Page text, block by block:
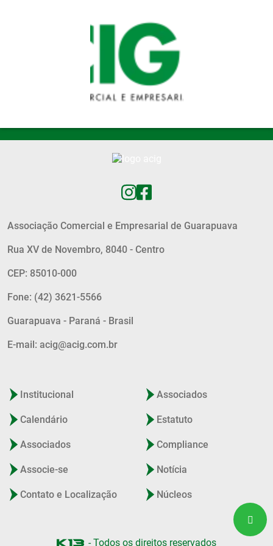
Associação Comercial e Empresarial de Guarapuava
Rua XV de Novembro, 8040 - Centro
CEP: 85010-000
Fone: (42) 3621-5566
Guarapuava - Paraná - Brasil
E-mail: acig@acig.com.br
Institucional
Calendário
Associados
Associe-se
Contato e Localização
Associados
Estatuto
Compliance
Notícia
Núcleos
- Todos os direitos reservados